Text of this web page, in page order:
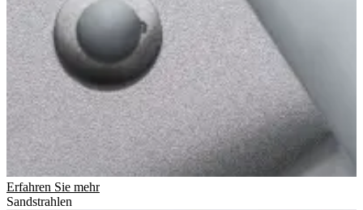
Erfahren Sie mehr
Sandstrahlen